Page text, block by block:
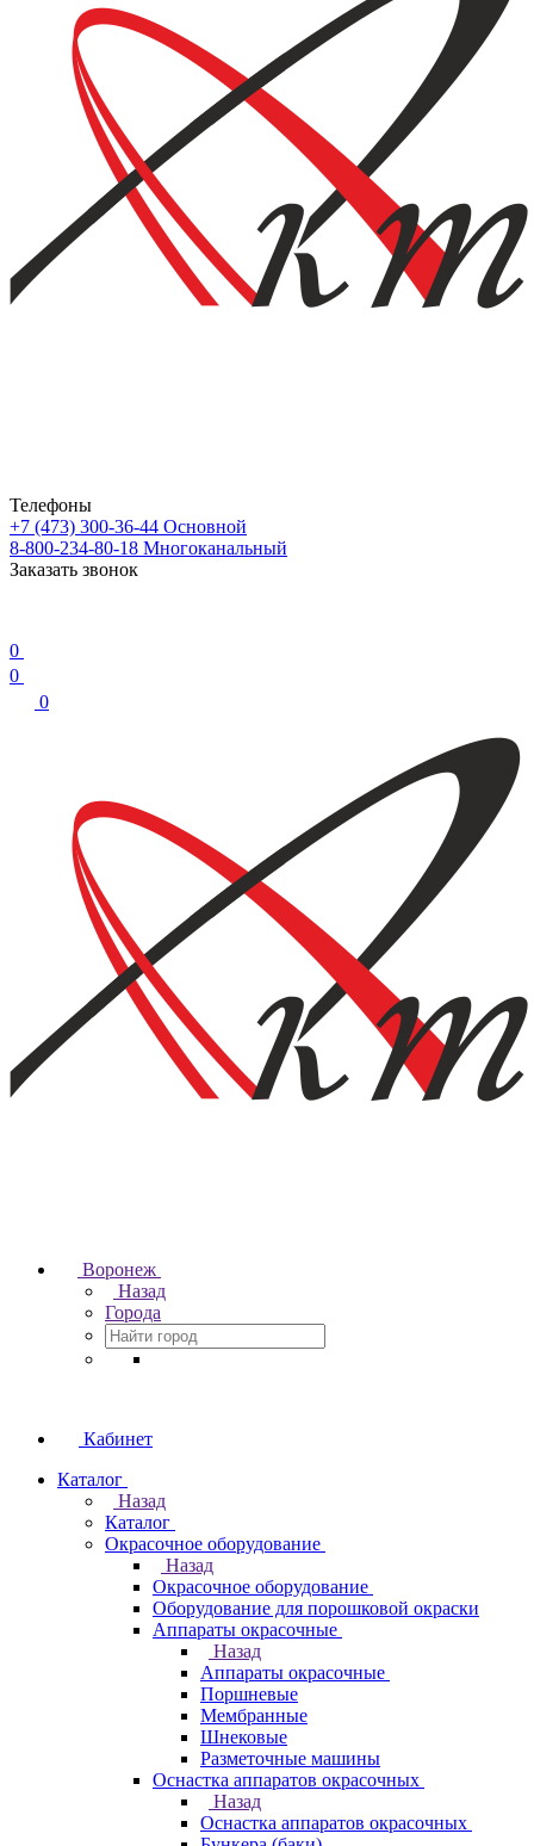
Телефоны
+7 (473) 300-36-44 Основной
8-800-234-80-18 Многоканальный
Заказать звонок
0
0
0
Воронеж
Назад
Города
Кабинет
Каталог
Назад
Каталог
Окрасочное оборудование
Назад
Окрасочное оборудование
Оборудование для порошковой окраски
Аппараты окрасочные
Назад
Аппараты окрасочные
Поршневые
Мембранные
Шнековые
Разметочные машины
Оснастка аппаратов окрасочных
Назад
Оснастка аппаратов окрасочных